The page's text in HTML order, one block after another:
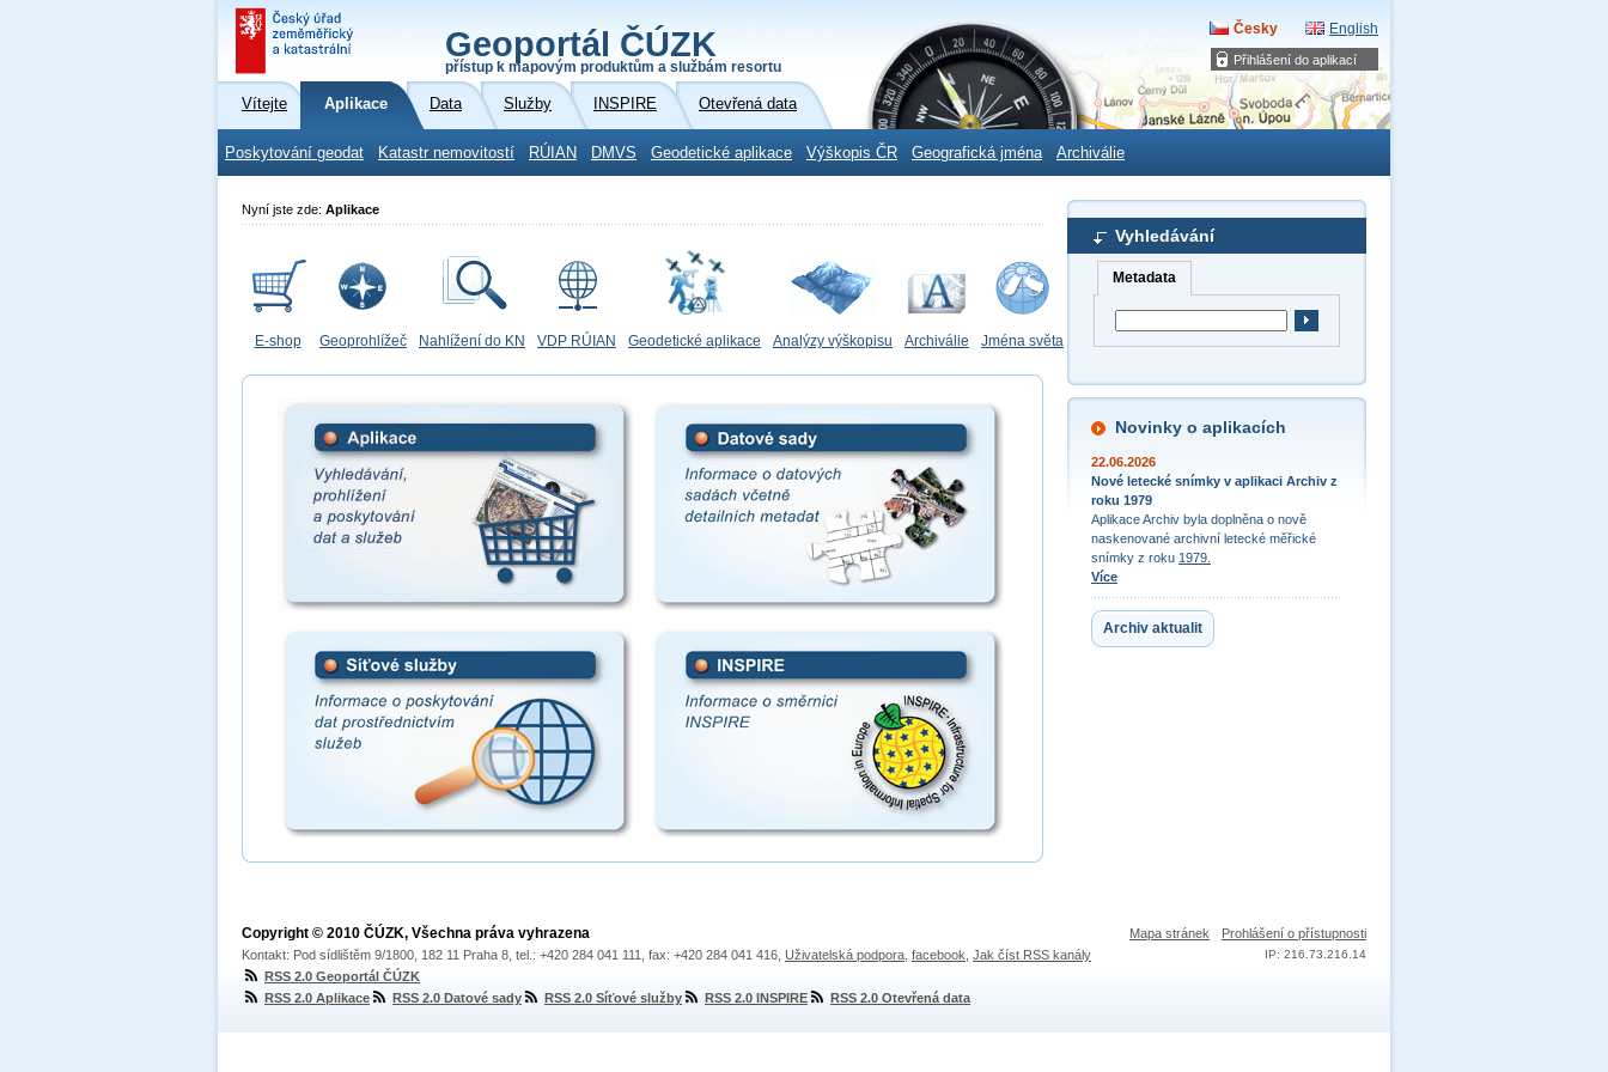
Přihlášení do aplikací
Geoportál ČÚZK
přístup k mapovým produktům a službám resortu
Česky English
Vítejte Aplikace Data Služby INSPIRE Otevřená data
Poskytování geodat Katastr nemovitostí RÚIAN DMVS Geodetické aplikace Výškopis ČR Geografická jména Archiválie
Vyhledávání
Metadata
Novinky o aplikacích
22.06.2026
Nové letecké snímky v aplikaci Archiv z
roku 1979
Aplikace Archiv byla doplněna o nově
naskenované archivní letecké měřické
snímky z roku 1979.
Více
Archiv aktualit
Nyní jste zde: Aplikace
E-shop Geoprohlížeč Nahlížení do KN VDP RÚIAN Geodetické aplikace Analýzy výškopisu Archiválie Jména světa
Mapa stránek Prohlášení o přístupnosti
IP: 216.73.216.14
Copyright © 2010 ČÚZK, Všechna práva vyhrazena
Kontakt: Pod sídlištěm 9/1800, 182 11 Praha 8, tel.: +420 284 041 111, fax: +420 284 041 416, Uživatelská podpora facebook Jak číst RSS kanály
RSS 2.0 Geoportál ČÚZK
RSS 2.0 Aplikace
RSS 2.0 Datové sady RSS 2.0 Síťové služby RSS 2.0 INSPIRE RSS 2.0 Otevřená data